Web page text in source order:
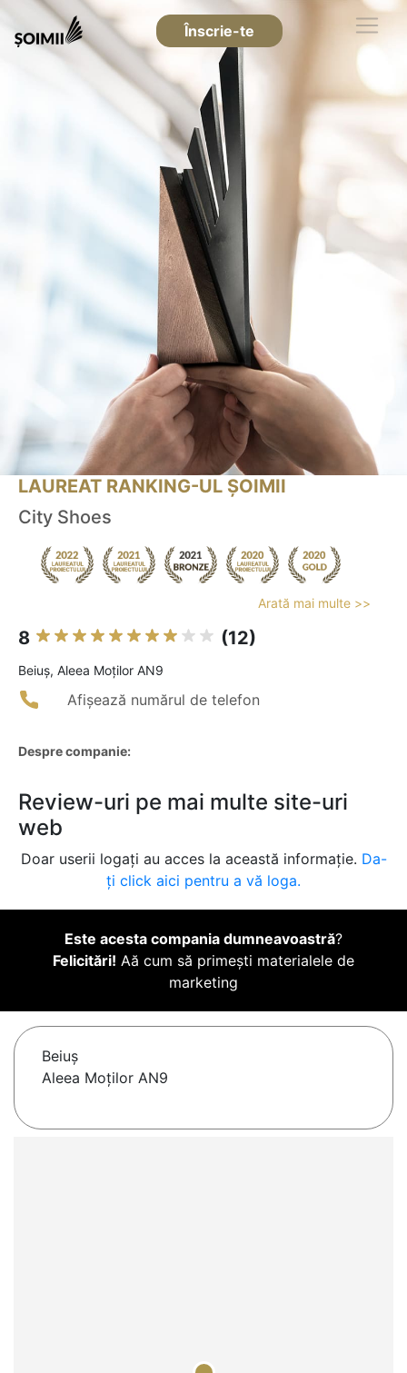
Înscrie-te
LAUREAT RANKING-UL ȘOIMII
City Shoes
Arată mai multe >>
8 (12)
Beiuş, Aleea Moților AN9
Afișează numărul de telefon
Despre companie:
Review-uri pe mai multe site-uri
web
Doar userii logați au acces la această informație. Da-
ți click aici pentru a vă loga.
Este acesta compania dumneavoastră?
Felicitări! Aă cum să primești materialele de
marketing
Beiuş
Aleea Moților AN9